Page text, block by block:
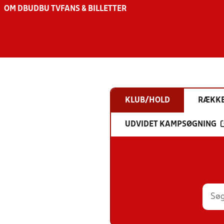
OM DBU DBU TV FANS & BILLETTER
KLUB/HOLD
UDVIDET KAMPSØGNING